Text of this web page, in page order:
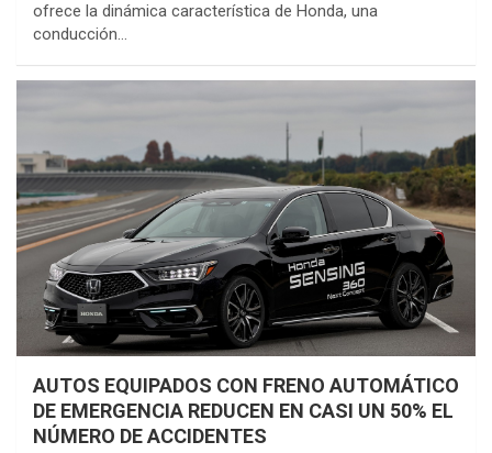
ofrece la dinámica característica de Honda, una
conducción…
AUTOS EQUIPADOS CON FRENO AUTOMÁTICO
DE EMERGENCIA REDUCEN EN CASI UN 50% EL
NÚMERO DE ACCIDENTES